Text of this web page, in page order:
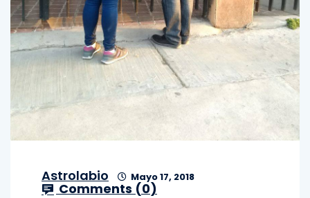
Astrolabio Mayo 17, 2018
Comments (0)